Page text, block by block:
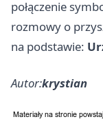
połączenie
rozmowy o
na podstawie:
Autor:krystian